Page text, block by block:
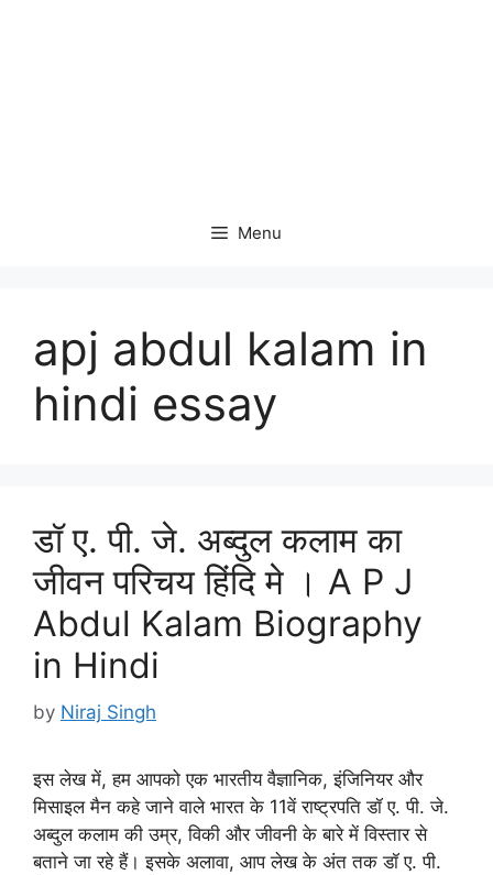
Menu
apj abdul kalam in
hindi essay
डॉ ए. पी. जे. अब्दुल कलाम का
जीवन परिचय हिंदि मे । A P J
Abdul Kalam Biography
in Hindi
by Niraj Singh
इस लेख में, हम आपको एक भारतीय वैज्ञानिक, इंजिनियर और
मिसाइल मैन कहे जाने वाले भारत के 11वें राष्ट्रपति डॉ ए. पी. जे.
अब्दुल कलाम की उम्र, विकी और जीवनी के बारे में विस्तार से
बताने जा रहे हैं। इसके अलावा, आप लेख के अंत तक डॉ ए. पी.